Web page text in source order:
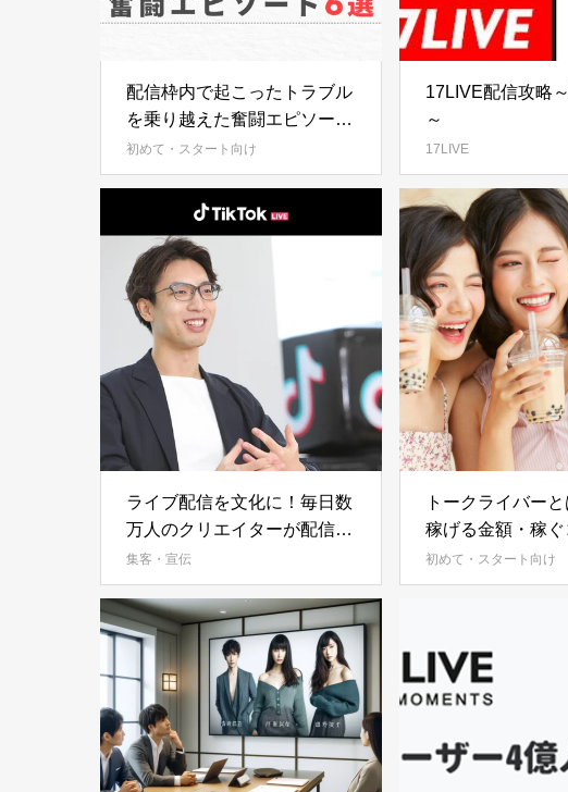
配信枠内で起こったトラブル
を乗り越えた奮闘エピソード
6選～嫌だと思ったことをな
かなか伝えられない・・・～
初めて・スタート向け
17LIVE配信攻略
～
17LIVE
ライブ配信を文化に！毎日数
万人のクリエイターが配信す
る急成長中の「TikTok
LIVE」とは？
集客・宣伝
トークライバーと
稼げる金額・稼
べき４つワケ・使
初めて・スタート向け